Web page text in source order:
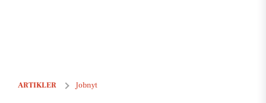
ARTIKLER Jobnyt
Lagermedarbejdere søges til weekend- og helligdagsarbejde hos SM